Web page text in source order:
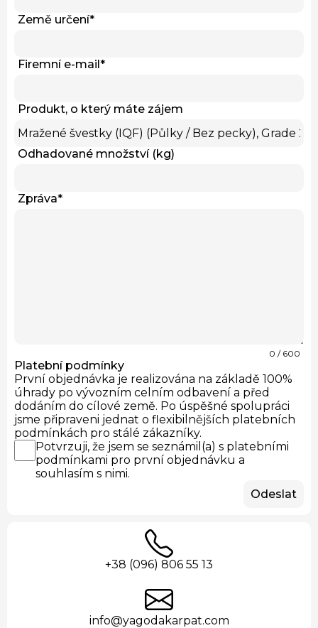
Země určení*
Firemní e-mail*
Produkt, o který máte zájem
Odhadované množství (kg)
Zpráva*
0 / 600
Platební podmínky
První objednávka je realizována na základě 100%
úhrady po vývozním celním odbavení a před
dodáním do cílové země. Po úspěšné spolupráci
jsme připraveni jednat o flexibilnějších platebních
podmínkách pro stálé zákazníky.
Potvrzuji, že jsem se seznámil(a) s platebními
podmínkami pro první objednávku a
souhlasím s nimi.
Odeslat
+38 (096) 806 55 13
info@yagodakarpat.com